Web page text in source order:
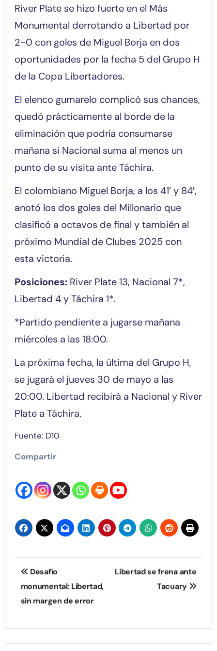
River Plate se hizo fuerte en el Más
Monumental derrotando a Libertad por
2-0 con goles de Miguel Borja en dos
oportunidades por la fecha 5 del Grupo H
de la Copa Libertadores.
El elenco gumarelo complicó sus chances,
quedó prácticamente al borde de la
eliminación que podría consumarse
mañana si Nacional suma al menos un
punto de su visita ante Táchira.
El colombiano Miguel Borja, a los 41′ y 84′,
anotó los dos goles del Millonario que
clasificó a octavos de final y también al
próximo Mundial de Clubes 2025 con
esta victoria.
Posiciones:River Plate 13, Nacional 7*,
Libertad 4 y Táchira 1*.
*Partido pendiente a jugarse mañana
miércoles a las 18:00.
La próxima fecha, la última del Grupo H,
se jugará el jueves 30 de mayo a las
20:00. Libertad recibirá a Nacional y River
Plate a Táchira.
Fuente: D10
Compartir
Navegación
de
entradas
Desafío
monumental: Libertad,
sin margen de error
Libertad se frena ante
Tacuary